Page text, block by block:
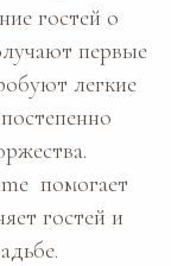
гостей о
первые
легкие
помогает
гостей и